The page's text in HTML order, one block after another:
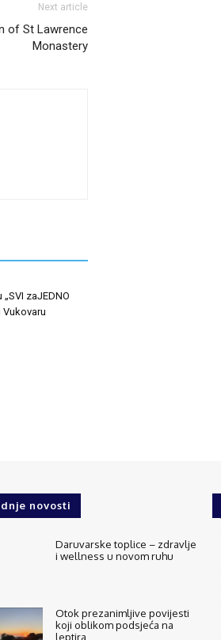
Next article
of St Lawrence
Monastery
zaJEDNO
Vukovaru
novosti
Daruvarske toplice – zdravlje
i wellness u novom ruhu
Otok prezanimljive povijesti
koji oblikom podsjeća na
leptira